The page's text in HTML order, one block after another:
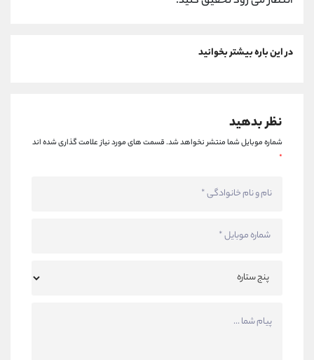
در این باره بیشتر بخوانید
نظر بدهید
شماره موبایل شما منتشر نخواهد شد.قسمت های مورد نیاز علامت گذاری شده اند
*